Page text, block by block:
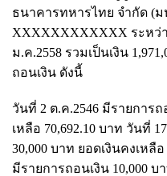
ธนาคารทหารไทย จำกัด (
XXXXXXXXXXXX ระหว่
ม.ค.2558 รวมเป็นเงิน
ถอนเงิน ดังนี้
วันที่ 2 ต.ค.2546 มีรายการถ
เหลือ 70,692.10 บาท วันที่
30,000 บาท ยอดเงินคงเหลื
มีรายการถอนเงิน 10,000 บ